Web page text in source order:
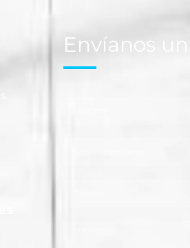
Envíanos